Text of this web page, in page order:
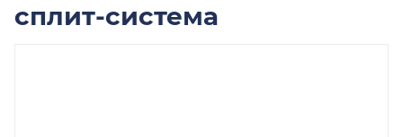
сплит-система